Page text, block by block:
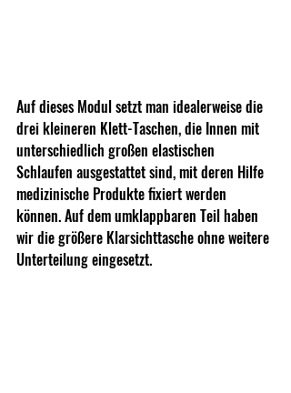
Auf dieses Modul setzt man idealerweise die
drei kleineren Klett-Taschen, die Innen mit
unterschiedlich großen elastischen
Schlaufen ausgestattet sind, mit deren Hilfe
medizinische Produkte fixiert werden
können. Auf dem umklappbaren Teil haben
wir die größere Klarsichttasche ohne weitere
Unterteilung eingesetzt.